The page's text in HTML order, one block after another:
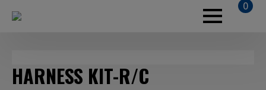
0
HARNESS KIT-R/C